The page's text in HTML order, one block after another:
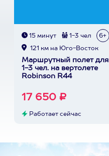
15 минут 1-3 чел 6+
121 км на Юго-Восток
Маршрутный полет для
1-3 чел. на вертолете
Robinson R44
17 650 ₽
Работает сейчас